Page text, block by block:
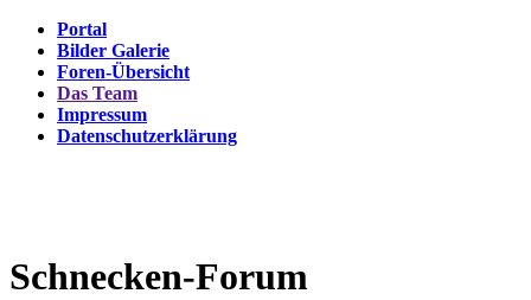
Portal
Bilder Galerie
Foren-Übersicht
Das Team
Impressum
Datenschutzerklärung
Schnecken-Forum